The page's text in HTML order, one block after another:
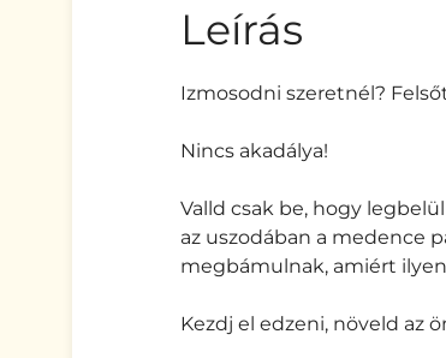
Leírás
Izmosodni szeretnél?
Nincs akadálya!
Valld csak be, hogy
az uszodában a medence
megbámulnak, amiért
Kezdj el edzeni, növeld az